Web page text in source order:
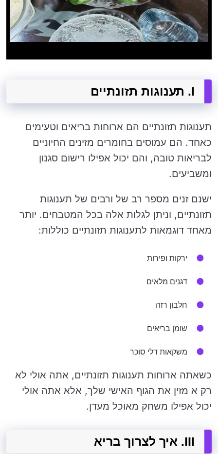
I. תענוגות תזונתיים
תענוגות תזונתיים הם ארוחות בריאים וטעימים
כאחד. הם עמוסים בחומרים מזינים החיוניים
לבריאות טובה, והם יכול אפילו רישום סגנון
ומשביעים.
ישנם זנים מספר רב של ורבים של תענוגות
תזונתיים, וניתן לגלות אלה בכל המטבחים. יותר
מאחד דוגמאות לתענוגות תזונתיים כוללות:
ירקות ופירות
דגנים מלאים
חלבון רזה
שומן בריאים
משקאות דלי סוכר
כשאתה ארוחות תענוגות תזונתיים, אתה אולי לא
רק א מזין את הגוף האישי שלך, אלא אתה אולי
יכול אפילו משחק מאוכל מעדן.
III. איך לצרוך בריא